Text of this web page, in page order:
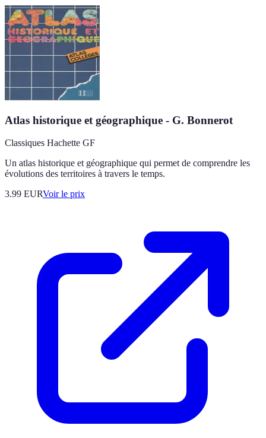
Atlas historique et géographique - G. Bonnerot
Classiques Hachette GF
Un atlas historique et géographique qui permet de comprendre les
évolutions des territoires à travers le temps.
3.99 EURVoir le prix